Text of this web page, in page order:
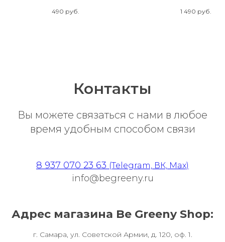
490 руб. 1 490 руб.
Контакты
Вы можете связаться с нами в любое
время удобным способом связи
8 937 070 23 63 (Telegram, ВК, Max)
info@begreeny.ru
Адрес магазина Be Greeny Shop:
г. Самара, ул. Советской Армии, д. 120, оф. 1.